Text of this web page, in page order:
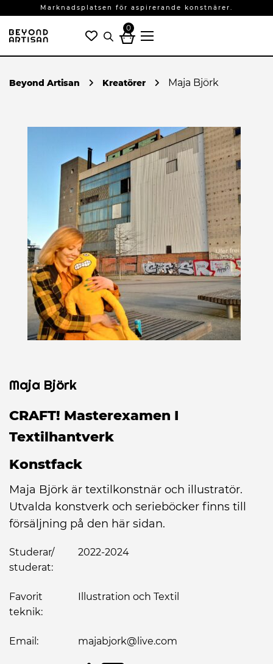
Marknadsplatsen för aspirerande konstnärer.
0
Kreatörer Maja Björk
Maja Björk
CRAFT! Masterexamen I
Textilhantverk
Konstfack
Maja Björk är textilkonstnär och illustratör.
Utvalda konstverk och serieböcker finns till
försäljning på den här sidan.
Studerar/
studerat:
2022-2024
Favorit
teknik:
Illustration och Textil
Email: majabjork@live.com